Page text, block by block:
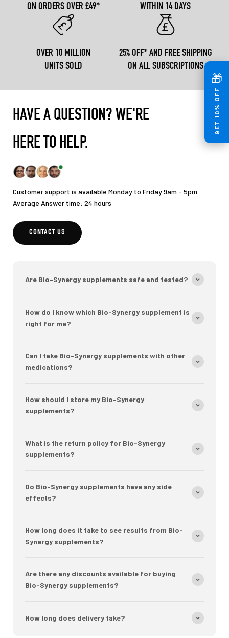
🎁
GET 10% OFF
ON ORDERS OVER £49*
WITHIN 14 DAYS
OVER 10 MILLION
UNITS SOLD
25% OFF* AND FREE SHIPPING
ON ALL SUBSCRIPTIONS
HAVE A QUESTION? WE'RE
HERE TO HELP.
Customer support is available Monday to Friday 9am - 5pm.
Average Answer time: 24 hours
CONTACT US
Are Bio-Synergy supplements safe and tested?
How do I know which Bio-Synergy supplement is
right for me?
Can I take Bio-Synergy supplements with other
medications?
How should I store my Bio-Synergy
supplements?
What is the return policy for Bio-Synergy
supplements?
Do Bio-Synergy supplements have any side
effects?
How long does it take to see results from Bio-
Synergy supplements?
Are there any discounts available for buying
Bio-Synergy supplements?
How long does delivery take?